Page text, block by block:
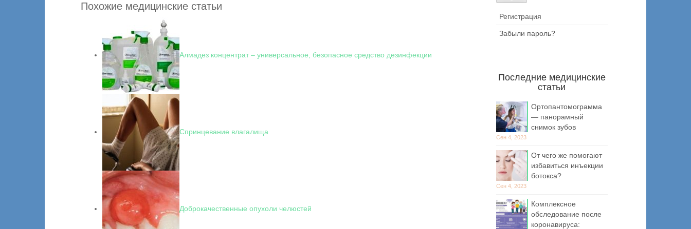
Похожие медицинские статьи
Алмадез концентрат – универсальное, безопасное средство дезинфекции
Спринцевание влагалища
Доброкачественные опухоли челюстей
Регистрация
Забыли пароль?
Последние медицинские
статьи
Ортопантомограмма
— панорамный
снимок зубов
Сен 4, 2023
От чего же помогают
избавиться инъекции
ботокса?
Сен 4, 2023
Комплексное
обследование после
коронавируса: